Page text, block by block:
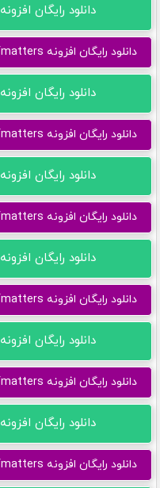
دانلود رایگان افزونه Perfmatters نسخه 2.2.8
دانلود رایگان افزونه Perfmatters نسخه 2.2.8 - لینک سرور کمکی
دانلود رایگان افزونه Perfmatters نسخه 2.2.7
دانلود رایگان افزونه Perfmatters نسخه 2.2.7 - لینک سرور کمکی
دانلود رایگان افزونه Perfmatters نسخه 2.2.6
دانلود رایگان افزونه Perfmatters نسخه 2.2.6 - لینک سرور کمکی
دانلود رایگان افزونه Perfmatters نسخه 2.2.5
دانلود رایگان افزونه Perfmatters نسخه 2.2.5 - لینک سرور کمکی
دانلود رایگان افزونه Perfmatters نسخه 2.2.4
دانلود رایگان افزونه Perfmatters نسخه 2.2.4 - لینک سرور کمکی
دانلود رایگان افزونه Perfmatters نسخه 2.2.3
دانلود رایگان افزونه Perfmatters نسخه 2.2.3 - لینک سرور کمکی